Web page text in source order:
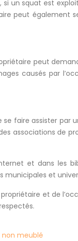
un squat est
peut
peut
causés par
faire assister
associations de
et dans les
et
et de
non meublé